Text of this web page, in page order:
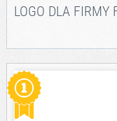
LOGO DLA FIRMY